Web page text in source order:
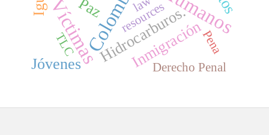
VíctimasHidrocarburos.
Inmigración
Jóvenes
Paz resources
Derecho Penal
Pena
TLC